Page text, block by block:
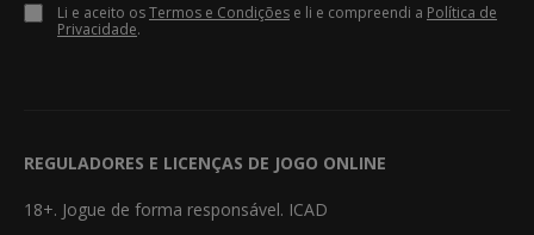
Li e aceito osTermos e Condições e li e compreendi a Política de
Privacidade.
REGULADORES E LICENÇAS DE JOGO ONLINE
18+. Jogue de forma responsável. ICAD